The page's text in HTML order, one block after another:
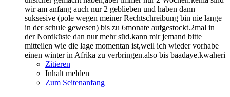
wir am anfang auch nur 2 geblieben und haben dann
suksesive (pole wegen meiner Rechtschreibung bin nie lange
in der schule gewesen) bis zu 6monate aufgestockt.2mal in
der Nordküste dan nur mehr süd.kann mir jemand bitte
mitteilen wie die lage momentan ist,weil ich wieder vorhabe
einen winter in Afrika zu verbringen.also bis baadaye.kwaheri
Zitieren
Inhalt melden
Zum Seitenanfang